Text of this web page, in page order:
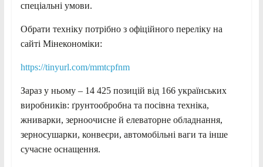
спеціальні умови.
Обрати техніку потрібно з офіційного переліку на
сайті Мінекономіки:
https://tinyurl.com/mmtcpfnm
Зараз у ньому – 14 425 позицій від 166 українських
виробників: ґрунтообробна та посівна техніка,
жниварки, зерноочисне й елеваторне обладнання,
зерносушарки, конвеєри, автомобільні ваги та інше
сучасне оснащення.